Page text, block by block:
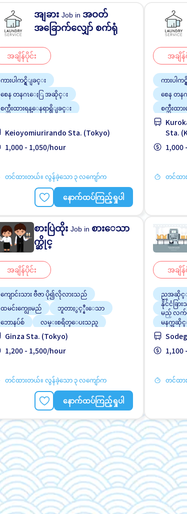
အျခားJob in အဝတ်
အခြောက်လျှော် စက်ရုံ
အချိန်ပိုင်း
ကားပါကင္ရွိျခင္း
စေန တနဂၤေႏြ အဆိုင္း
စက္ဘီးထားရန္ေနရာရွိျခင္း
လမ္းစရိတ္ေပးသည္
အမျိုးသမီး ပို၍လိုလားသည်
Keioyomiurirando Sta. (Tokyo)
1,000 - 1,050/hour
တင်ထားတယ်။ လွန်ခဲ့သော ၃ လကျော်က
နောက်ထပ်ကြည့်ရှုပါ
အချိန်
ကားပါက
စေန တ
စက္ဘီးထာ
တစ္ပတ္ႏွ
လမ္းစ
အမျိုးသ
Sta.
1,000
တင်ထာ
စားပြဲထိုးJob in စားေသာ
က္ဆိုင္
အချိန်ပိုင်း
ကျောင်းသား ဗီဇာ ပို၍လိုလားသည်
ထမင်းကျွေးမည်
ဘူတာႏွင့္နီးေသာ
ဘောနပ်စ်
လမ္းစရိတ္ေပးသည္
အချိန်ပြည့် အလုပ်လုပ်ခွင့်ရရန် အခွင့်အရေးရှိ
သည်
အမျိုးသမီး ပို၍လိုလားသည်
Ginza Sta. (Tokyo)
1,200 - 1,500/hour
တင်ထားတယ်။ လွန်ခဲ့သော ၃ လကျော်က
နောက်ထပ်ကြည့်ရှုပါ
အချိန်
ညအဆိုင္
နိုင်ငံခြာ
မည့် လက်
မနက္အဆို
အနီးအန
အလုပ္အေ
1,100
တင်ထာ